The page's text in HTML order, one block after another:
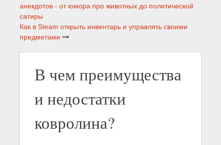
анекдотов - от юмора про животных до политической
сатиры
Как в Steam открыть инвентарь и управлять своими
предметами
В чем преимущества
и недостатки
ковролина?